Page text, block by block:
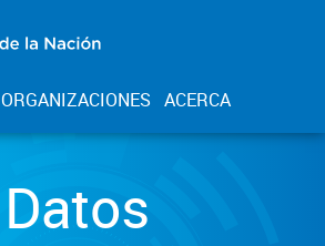
ORGANIZACIONES ACERCA
Datos